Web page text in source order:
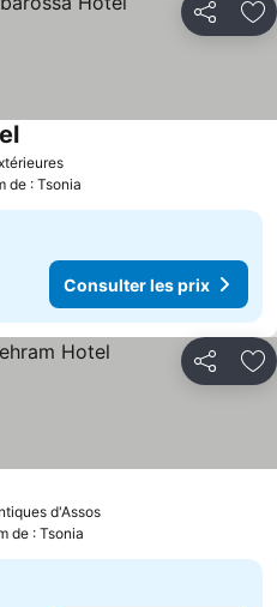
Partager
de : Tsonia
Consulter les prix
Partager
d'Assos
de : Tsonia